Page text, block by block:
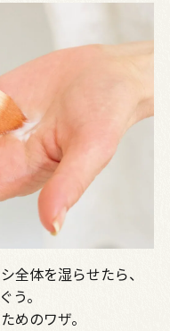
全体を湿らせたら、
う。
めのワザ。